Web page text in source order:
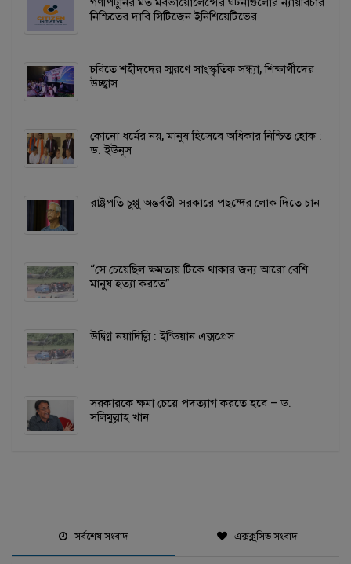
নিশ্চিতের দাবি সিটিজেন ইনিশিয়েটিভের
চবিতে শহীদদের স্মরণে সাংস্কৃতিক সন্ধ্যা, শিক্ষার্থীদের
উচ্ছ্বাস
কোনো ধর্মের নয়, মানুষ হিসেবে অধিকার নিশ্চিত হোক :
ড. ইউনূস
রাষ্ট্রপতি চুপ্পু অন্তর্বর্তী সরকারে পছন্দের লোক দিতে চান
“সে চেয়েছিল ক্ষমতায় টিকে থাকার জন্য আরো বেশি
মানুষ হত্যা করতে”
উদ্বিগ্ন নয়াদিল্লি : ইন্ডিয়ান এক্সপ্রেস
সরকারকে ক্ষমা চেয়ে পদত্যাগ করতে হবে – ড.
সলিমুল্লাহ খান
সর্বশেষ সংবাদ এক্সক্লুসিভ সংবাদ